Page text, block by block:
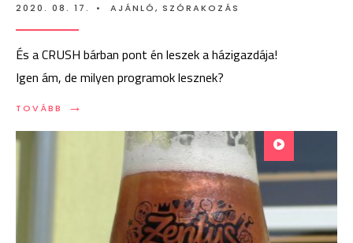
2020. 08. 17. • AJÁNLÓ, SZÓRAKOZÁS
És a CRUSH bárban pont én leszek a házigazdája!
Igen ám, de milyen programok lesznek?
TOVÁBB →
TOVÁBB: